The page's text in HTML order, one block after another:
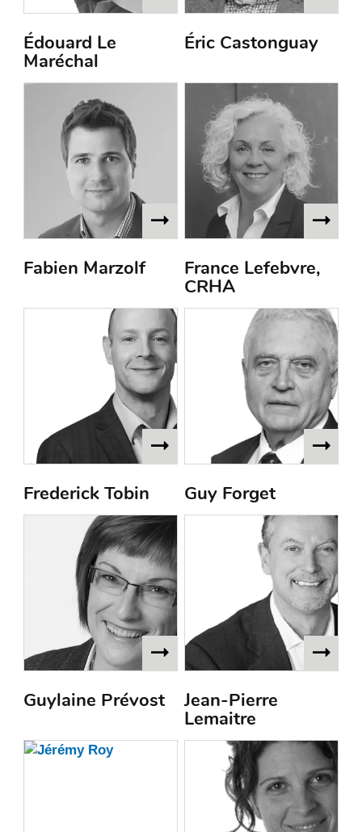
Édouard Le
Maréchal
Éric Castonguay
Fabien Marzolf France Lefebvre,
CRHA
Frederick Tobin Guy Forget
Guylaine Prévost Jean-Pierre
Lemaitre